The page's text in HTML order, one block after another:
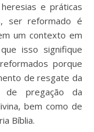
e práticas
ser reformado é
um contexto em
isso signifique
porque
de resgate da
de pregação da
bem como de
Bíblia.